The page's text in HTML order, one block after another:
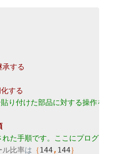
ル比率は ｛144, 144